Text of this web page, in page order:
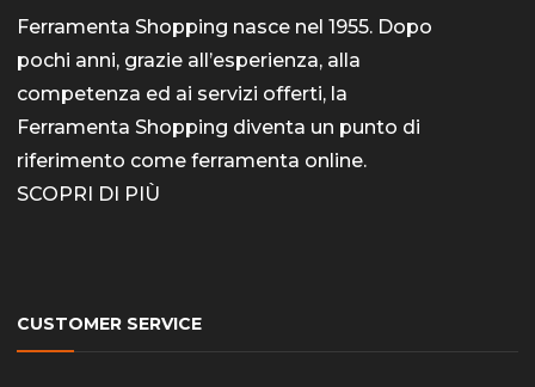
Ferramenta Shopping nasce nel 1955. Dopo
pochi anni, grazie all’esperienza, alla
competenza ed ai servizi offerti, la
Ferramenta Shopping diventa un punto di
riferimento come ferramenta online.
SCOPRI DI PIÙ
CUSTOMER SERVICE